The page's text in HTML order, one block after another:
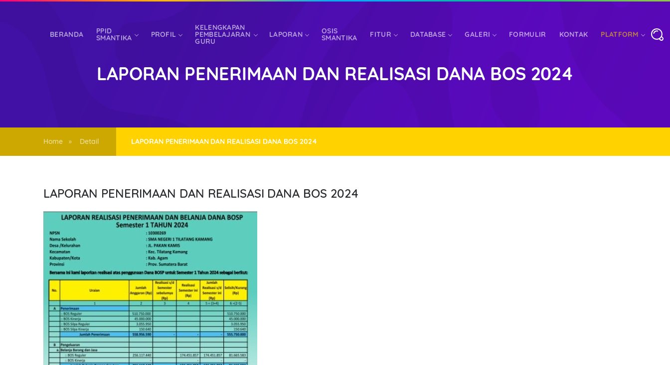
BERANDA PPID
SMANTIKA PROFIL
KELENGKAPAN
PEMBELAJARAN
GURU
LAPORAN OSIS
SMANTIKA FITUR DATABASE GALERI FORMULIR KONTAK PLATFORM
LAPORAN PENERIMAAN DAN REALISASI DANA BOS 2024
Home » Detail LAPORAN PENERIMAAN DAN REALISASI DANA BOS 2024
LAPORAN PENERIMAAN DAN REALISASI DANA BOS 2024